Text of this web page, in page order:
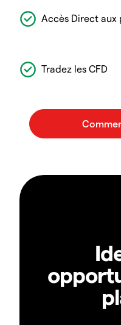
Accès Direct aux
Tradez les CFD